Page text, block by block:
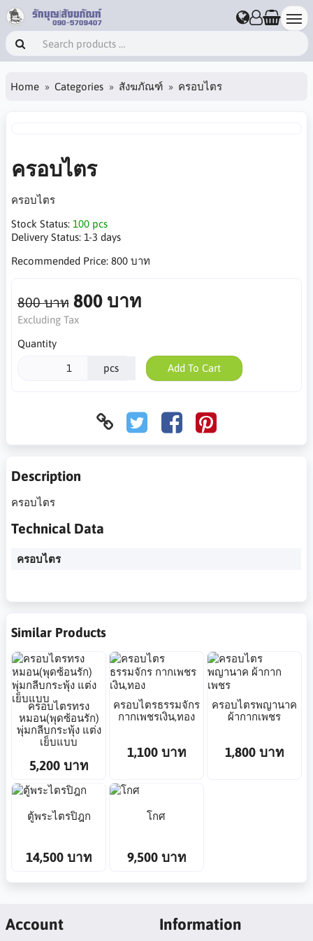
Home Categories สังฆภัณฑ์ ครอบไตร
ครอบไตร
ครอบไตร
Stock Status: 100 pcs
Delivery Status: 1-3 days
Recommended Price: 800 บาท
800 บาท 800 บาท
Excluding Tax
Quantity
pcs Add To Cart
Description
ครอบไตร
Technical Data
ครอบไตร
Similar Products
ครอบไตรทรง
หมอน(พุดซ้อนรัก)
พุ่มกลีบกระพุ้ง แต่ง
เย็บแบบ
5,200 บาท
ครอบไตรธรรมจักร
กากเพชรเงิน,ทอง
1,100 บาท
ครอบไตรพญานาค
ผ้ากากเพชร
1,800 บาท
ตู้พระไตรปิฎก
14,500 บาท
โกศ
9,500 บาท
Account Information